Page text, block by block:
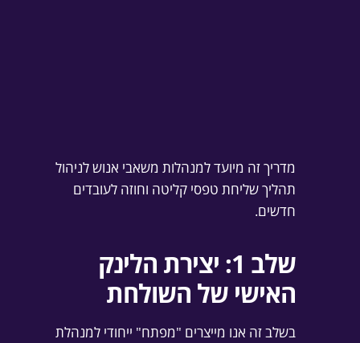
מדריך זה מיועד למנהלות משאבי אנוש לניהול
תהליך שליחת טפסי קליטה וחוזה לעובדים
חדשים.
שלב 1: יצירת הלינק
האישי של השולחת
בשלב זה אנו מייצרים "מפתח" ייחודי למנהלת